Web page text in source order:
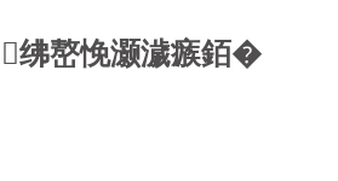
绋嶅悗灏濊瘯銆�